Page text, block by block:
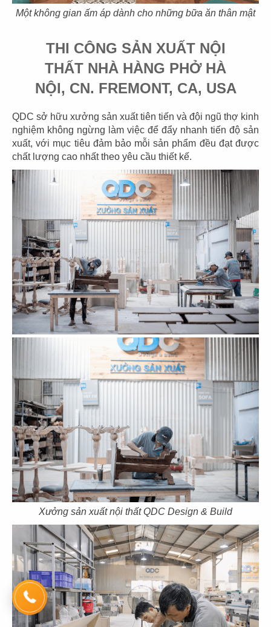
Một không gian ấm áp dành cho những bữa ăn thân mật
THI CÔNG SẢN XUẤT NỘI
THẤT NHÀ HÀNG PHỞ HÀ
NỘI, CN. FREMONT, CA, USA
QDC sở hữu xưởng sản xuất tiên tiến và đội ngũ thợ kinh
nghiệm không ngừng làm việc để đẩy nhanh tiến độ sản
xuất, với mục tiêu đảm bảo mỗi sản phẩm đều đạt được
chất lượng cao nhất theo yêu cầu thiết kế.
Xưởng sản xuất nội thất QDC Design & Build
VION WEDDING
Showroom áo cưới
134
BẢO SƠN
Showroom
135
LONG SPORT
136
DOEN SPORT
Showroom
137
FAR EASTERN
Showroom
138
BẾP VINA
Showroom
139
F.A.M
Studio
140
PRINCESS
Hair Salon
141
MERCY
Nail Salon
142
WAKEMI
Nhà hàng Nhật